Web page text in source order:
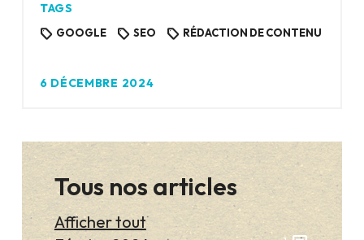
TAGS
GOOGLE SEO RÉDACTION DE CONTENU
6 DÉCEMBRE 2024
Tous nos articles
Afficher tout